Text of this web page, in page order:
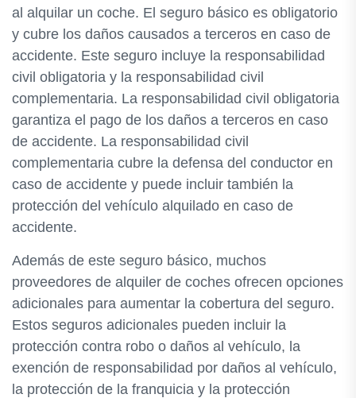
al alquilar un coche. El seguro básico es obligatorio
y cubre los daños causados a terceros en caso de
accidente. Este seguro incluye la responsabilidad
civil obligatoria y la responsabilidad civil
complementaria. La responsabilidad civil obligatoria
garantiza el pago de los daños a terceros en caso
de accidente. La responsabilidad civil
complementaria cubre la defensa del conductor en
caso de accidente y puede incluir también la
protección del vehículo alquilado en caso de
accidente.
Además de este seguro básico, muchos
proveedores de alquiler de coches ofrecen opciones
adicionales para aumentar la cobertura del seguro.
Estos seguros adicionales pueden incluir la
protección contra robo o daños al vehículo, la
exención de responsabilidad por daños al vehículo,
la protección de la franquicia y la protección